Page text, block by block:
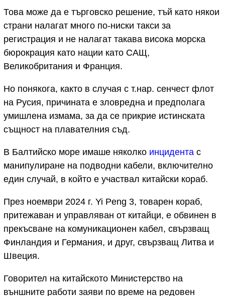
Това може да е търговско решение, тъй като някои
страни налагат много по-ниски такси за
регистрация и не налагат такава висока морска
бюрокрация като нации като САЩ,
Великобритания и Франция.
Но понякога, както в случая с т.нар. сенчест флот
на Русия, причината е зловредна и предполага
умишлена измама, за да се прикрие истинската
същност на плавателния съд.
В Балтийско море имаше няколко инцидента с
манипулиране на подводни кабели, включително
един случай, в който е участвал китайски кораб.
През ноември 2024 г. Yi Peng 3, товарен кораб,
притежаван и управляван от китайци, е обвинен в
прекъсване на комуникационен кабел, свързващ
Финландия и Германия, и друг, свързващ Литва и
Швеция.
Говорител на китайското Министерство на
външните работи заяви по време на редовен